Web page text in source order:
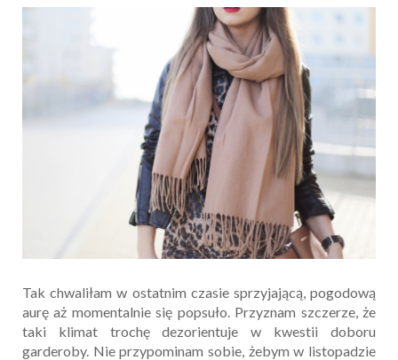
Tak chwaliłam w ostatnim czasie sprzyjającą, pogodową
aurę aż momentalnie się popsuło. Przyznam szczerze, że
taki klimat trochę dezorientuje w kwestii doboru
garderoby. Nie przypominam sobie, żebym w listopadzie